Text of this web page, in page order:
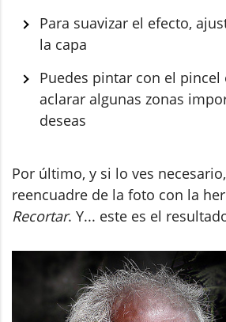
Para suavizar el efecto,
la capa
Puedes pintar con el pincel
aclarar algunas zonas
deseas
Por último, y si lo ves
reencuadre de la foto con la
Recortar. Y... este es el